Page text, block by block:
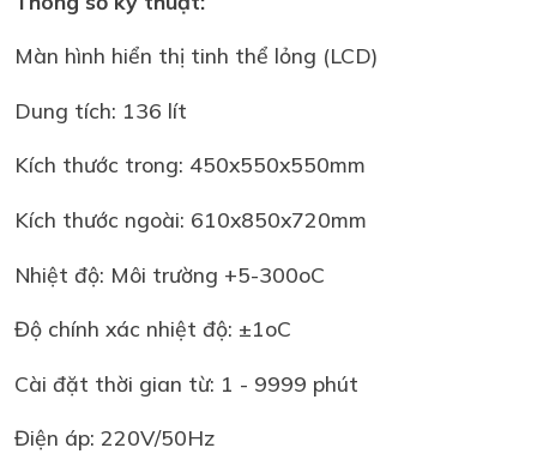
Màn hình hiển thị tinh thể lỏng (LCD)
Dung tích: 136 lít
Kích thước trong: 450x550x550mm
Kích thước ngoài: 610x850x720mm
Nhiệt độ: Môi trường +5-300oC
Độ chính xác nhiệt độ: ±1oC
Cài đặt thời gian từ: 1 - 9999 phút
Điện áp: 220V/50Hz